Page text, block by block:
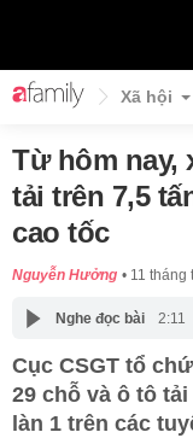
Xã hội
Từ hôm nay,
tải trên 7,5
cao tốc
Nguyễn Hưởng 11 tháng
Nghe đọc bài 2:11
Cục CSGT tổ
29 chỗ và ô tô
làn 1 trên các